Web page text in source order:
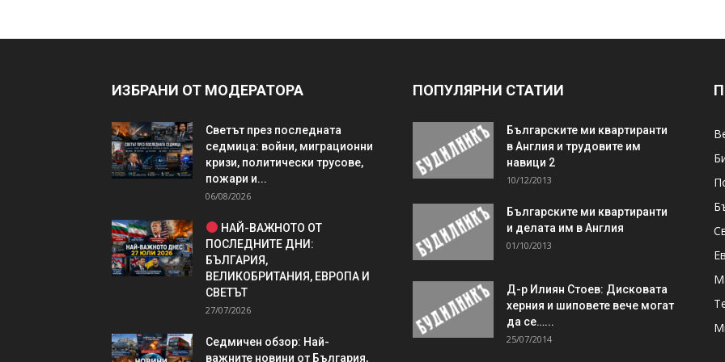
ИЗБРАНИ ОТ МОДЕРАТОРА
Светът през последната
седмица: войни, миграционни
кризи, политически трусове,
пожари и...
06/08/2026
НАЙ-ВАЖНОТО ОТ
ПОСЛЕДНИТЕ ДНИ:
БЪЛГАРИЯ,
ВЕЛИКОБРИТАНИЯ, ЕВРОПА И
СВЕТЪТ
27/07/2026
Седмичен обзор: Най-
важните новини от България,
ПОПУЛЯРНИ СТАТИИ
Българските ми квартиранти
в Англия и трудовите им
навици 2
10/12/2013
Българските ми квартиранти
и делата им в Англия
01/10/2013
Д-р Илиян Стоев: Дисковата
херния и шиповете вече могат
да се…...
25/07/2014